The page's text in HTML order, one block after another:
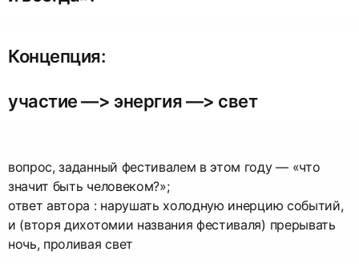
Концепция:
участие —> энергия —> свет
вопрос, заданный фестивалем в этом году — «что
значит быть человеком?»;
ответ автора : нарушать холодную инерцию событий,
и (вторя дихотомии названия фестиваля) прерывать
ночь, проливая свет